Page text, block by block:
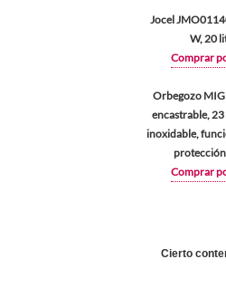
Jocel
W, 20
Comprar
Orbegozo
encastrable,
inoxidable,
Comprar
Cierto